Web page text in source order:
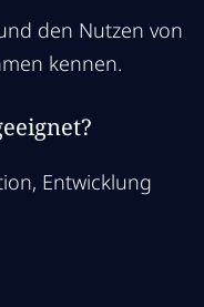
den Nutzen von
kennen.
Entwicklung